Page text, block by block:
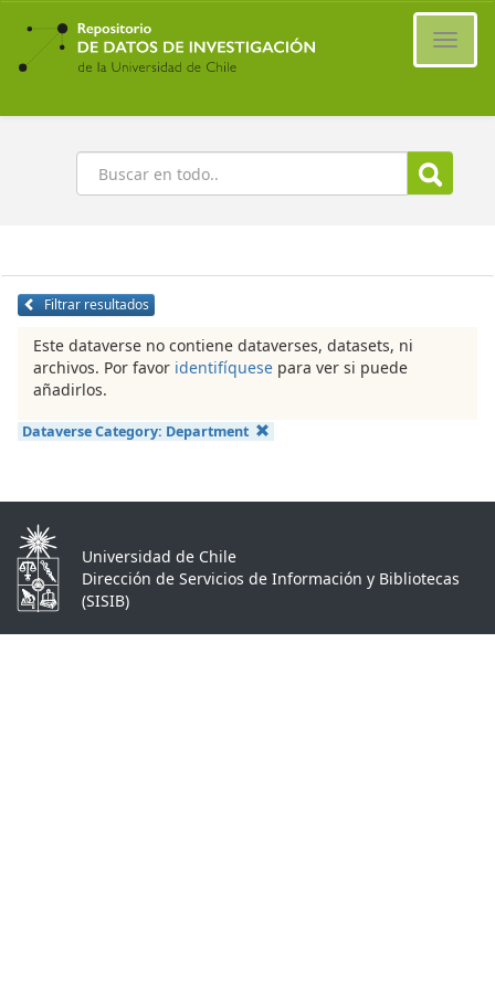
Ir
contenido
principal
Buscar
Filtrar resultados
Este dataverse no contiene dataverses, datasets, ni
archivos. Por favor identifíquese para ver si puede
añadirlos.
Dataverse Category: Department
Universidad de Chile
Dirección de Servicios de Información y Bibliotecas
(SISIB)